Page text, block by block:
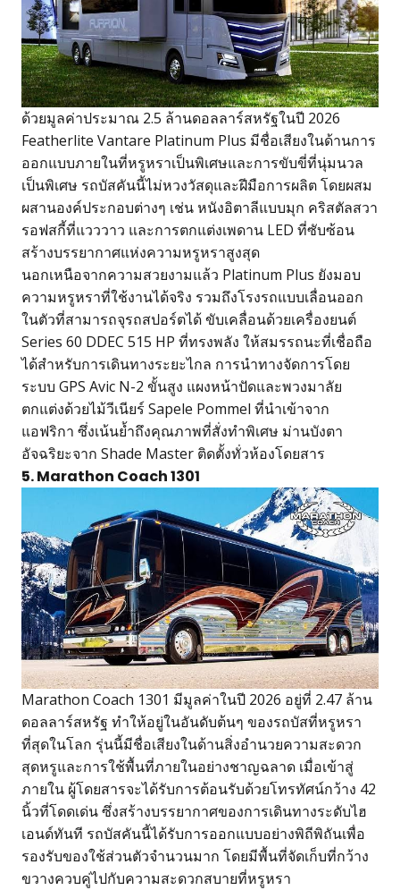
ด้วยมูลค่าประมาณ 2.5 ล้านดอลลาร์สหรัฐในปี 2026
Featherlite Vantare Platinum Plus มีชื่อเสียงในด้านการ
ออกแบบภายในที่หรูหราเป็นพิเศษและการขับขี่ที่นุ่มนวล
เป็นพิเศษ รถบัสคันนี้ไม่หวงวัสดุและฝีมือการผลิต โดยผสม
ผสานองค์ประกอบต่างๆ เช่น หนังอิตาลีแบบมุก คริสตัลสวา
รอฟสกี้ที่แวววาว และการตกแต่งเพดาน LED ที่ซับซ้อน
สร้างบรรยากาศแห่งความหรูหราสูงสุด
นอกเหนือจากความสวยงามแล้ว Platinum Plus ยังมอบ
ความหรูหราที่ใช้งานได้จริง รวมถึงโรงรถแบบเลื่อนออก
ในตัวที่สามารถจุรถสปอร์ตได้ ขับเคลื่อนด้วยเครื่องยนต์
Series 60 DDEC 515 HP ที่ทรงพลัง ให้สมรรถนะที่เชื่อถือ
ได้สำหรับการเดินทางระยะไกล การนำทางจัดการโดย
ระบบ GPS Avic N-2 ขั้นสูง แผงหน้าปัดและพวงมาลัย
ตกแต่งด้วยไม้วีเนียร์ Sapele Pommel ที่นำเข้าจาก
แอฟริกา ซึ่งเน้นย้ำถึงคุณภาพที่สั่งทำพิเศษ ม่านบังตา
อัจฉริยะจาก Shade Master ติดตั้งทั่วห้องโดยสาร
5. Marathon Coach 1301
Marathon Coach 1301 มีมูลค่าในปี 2026 อยู่ที่ 2.47 ล้าน
ดอลลาร์สหรัฐ ทำให้อยู่ในอันดับต้นๆ ของรถบัสที่หรูหรา
ที่สุดในโลก รุ่นนี้มีชื่อเสียงในด้านสิ่งอำนวยความสะดวก
สุดหรูและการใช้พื้นที่ภายในอย่างชาญฉลาด เมื่อเข้าสู่
ภายใน ผู้โดยสารจะได้รับการต้อนรับด้วยโทรทัศน์กว้าง 42
นิ้วที่โดดเด่น ซึ่งสร้างบรรยากาศของการเดินทางระดับไฮ
เอนด์ทันที รถบัสคันนี้ได้รับการออกแบบอย่างพิถีพิถันเพื่อ
รองรับของใช้ส่วนตัวจำนวนมาก โดยมีพื้นที่จัดเก็บที่กว้าง
ขวางควบคู่ไปกับความสะดวกสบายที่หรูหรา